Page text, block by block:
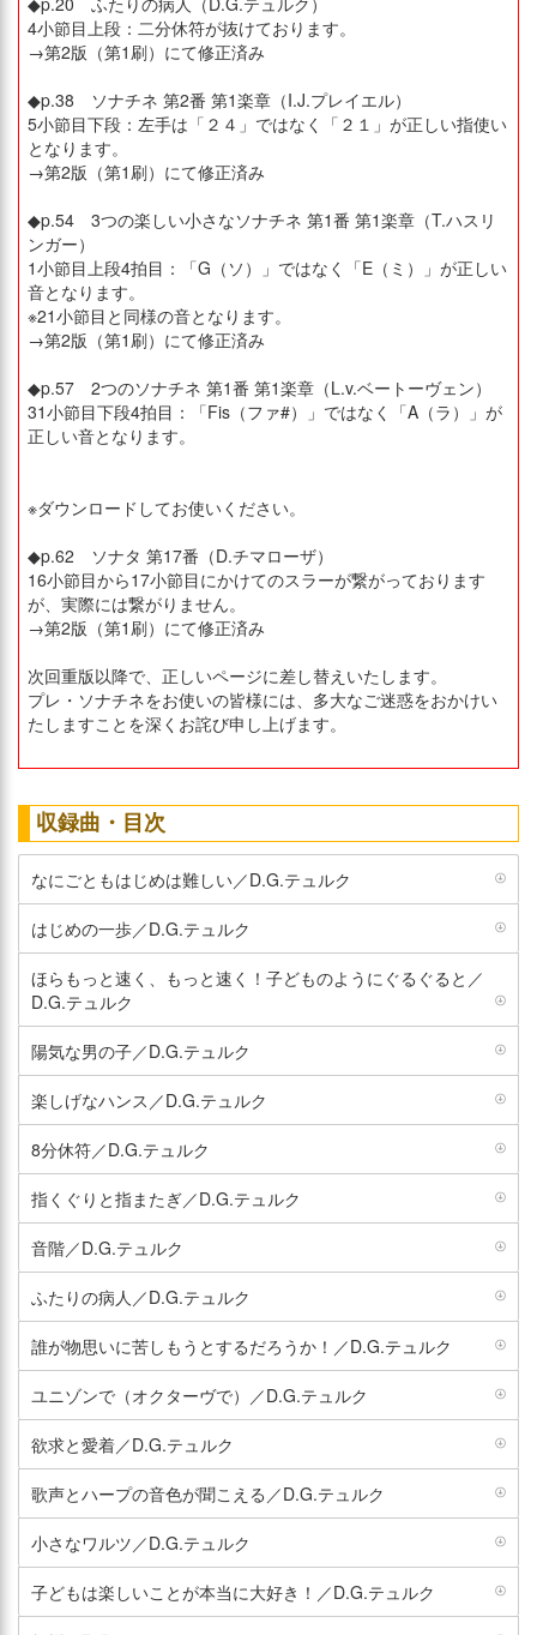
4小節目上段：二分休符が抜けております。
→第2版（第1刷）にて修正済み
◆p.38 ソナチネ 第2番 第1楽章（I.J.プレイエル）
5小節目下段：左手は「２４」ではなく「２１」が正しい指使い
となります。
→第2版（第1刷）にて修正済み
◆p.54 3つの楽しい小さなソナチネ 第1番 第1楽章（T.ハスリ
ンガー）
1小節目上段4拍目：「G（ソ）」ではなく「E（ミ）」が正しい
音となります。
※21小節目と同様の音となります。
→第2版（第1刷）にて修正済み
◆p.57 2つのソナチネ 第1番 第1楽章（L.v.ベートーヴェン）
31小節目下段4拍目：「Fis（ファ#）」ではなく「A（ラ）」が
正しい音となります。
※ダウンロードしてお使いください。
◆p.62 ソナタ 第17番（D.チマローザ）
16小節目から17小節目にかけてのスラーが繋がっております
が、実際には繋がりません。
→第2版（第1刷）にて修正済み
次回重版以降で、正しいページに差し替えいたします。
プレ・ソナチネをお使いの皆様には、多大なご迷惑をおかけい
たしますことを深くお詫び申し上げます。
収録曲・目次
なにごともはじめは難しい／D.G.テュルク
はじめの一歩／D.G.テュルク
ほらもっと速く、もっと速く！子どものようにぐるぐると／
D.G.テュルク
陽気な男の子／D.G.テュルク
楽しげなハンス／D.G.テュルク
8分休符／D.G.テュルク
指くぐりと指またぎ／D.G.テュルク
音階／D.G.テュルク
ふたりの病人／D.G.テュルク
誰が物思いに苦しもうとするだろうか！／D.G.テュルク
ユニゾンで（オクターヴで）／D.G.テュルク
欲求と愛着／D.G.テュルク
歌声とハープの音色が聞こえる／D.G.テュルク
小さなワルツ／D.G.テュルク
子どもは楽しいことが本当に大好き！／D.G.テュルク